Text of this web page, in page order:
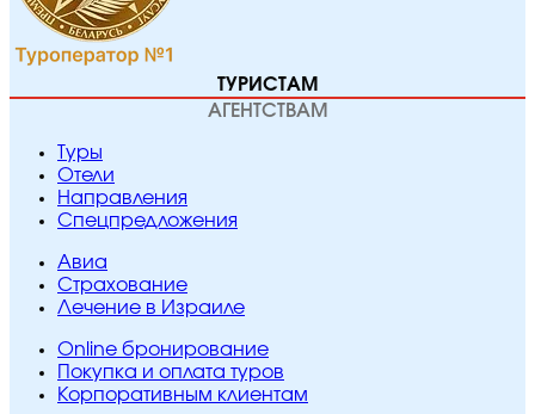
ТУРИСТАМ
АГЕНТСТВАМ
Туры
Отели
Направления
Спецпредложения
Авиа
Страхование
Лечение в Израиле
Online бронирование
Покупка и оплата туров
Корпоративным клиентам